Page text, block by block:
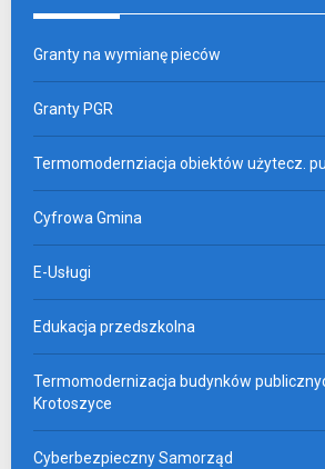
Granty na wymianę pieców
Granty PGR
Termomodernziacja obiektów użytecz.
Cyfrowa Gmina
E-Usługi
Edukacja przedszkolna
Termomodernizacja budynków
Krotoszyce
Cyberbezpieczny Samorząd